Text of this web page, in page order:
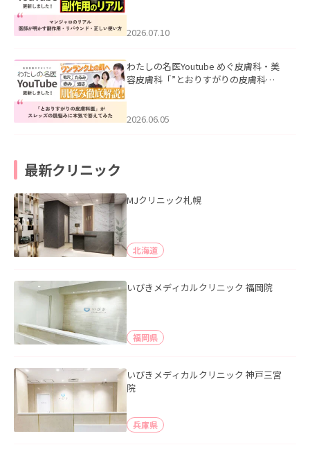
た。
2026.07.10
わたしの名医Youtube めぐ皮膚科・美
容皮膚科「”とおりすがりの皮膚科
2026.06.05
最新クリニック
MJクリニック札幌
北海道
いびきメディカルクリニック 福岡院
福岡県
いびきメディカルクリニック 神戸三宮
院
兵庫県